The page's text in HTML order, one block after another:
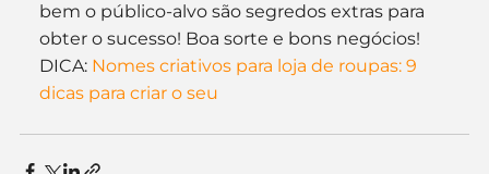
bem o público-alvo são segredos extras para
obter o sucesso! Boa sorte e bons negócios!
DICA: Nomes criativos para loja de roupas: 9
dicas para criar o seu